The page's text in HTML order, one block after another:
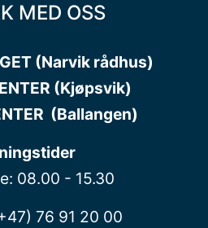
MED OSS
(Narvik rådhus)
(Kjøpsvik)
(Ballangen)
08.00 - 15.30
76 91 20 00